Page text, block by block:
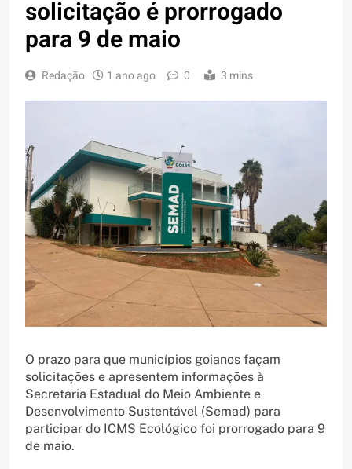
solicitação é prorrogado
para 9 de maio
Redação 1 ano ago 0 3 mins
O prazo para que municípios goianos façam
solicitações e apresentem informações à
Secretaria Estadual do Meio Ambiente e
Desenvolvimento Sustentável (Semad) para
participar do ICMS Ecológico foi prorrogado para 9
de maio.